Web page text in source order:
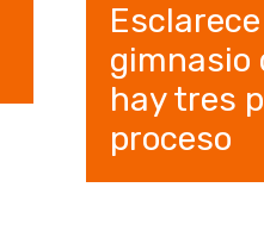
gimnasio
hay tres
proceso